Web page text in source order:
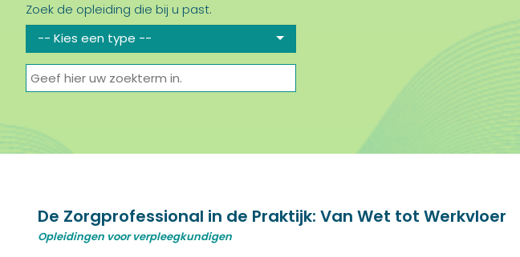
Zoek de opleiding die bij u past.
-- Kies een type --
De Zorgprofessional in de Praktijk: Van Wet tot Werkvloer
Opleidingen voor verpleegkundigen